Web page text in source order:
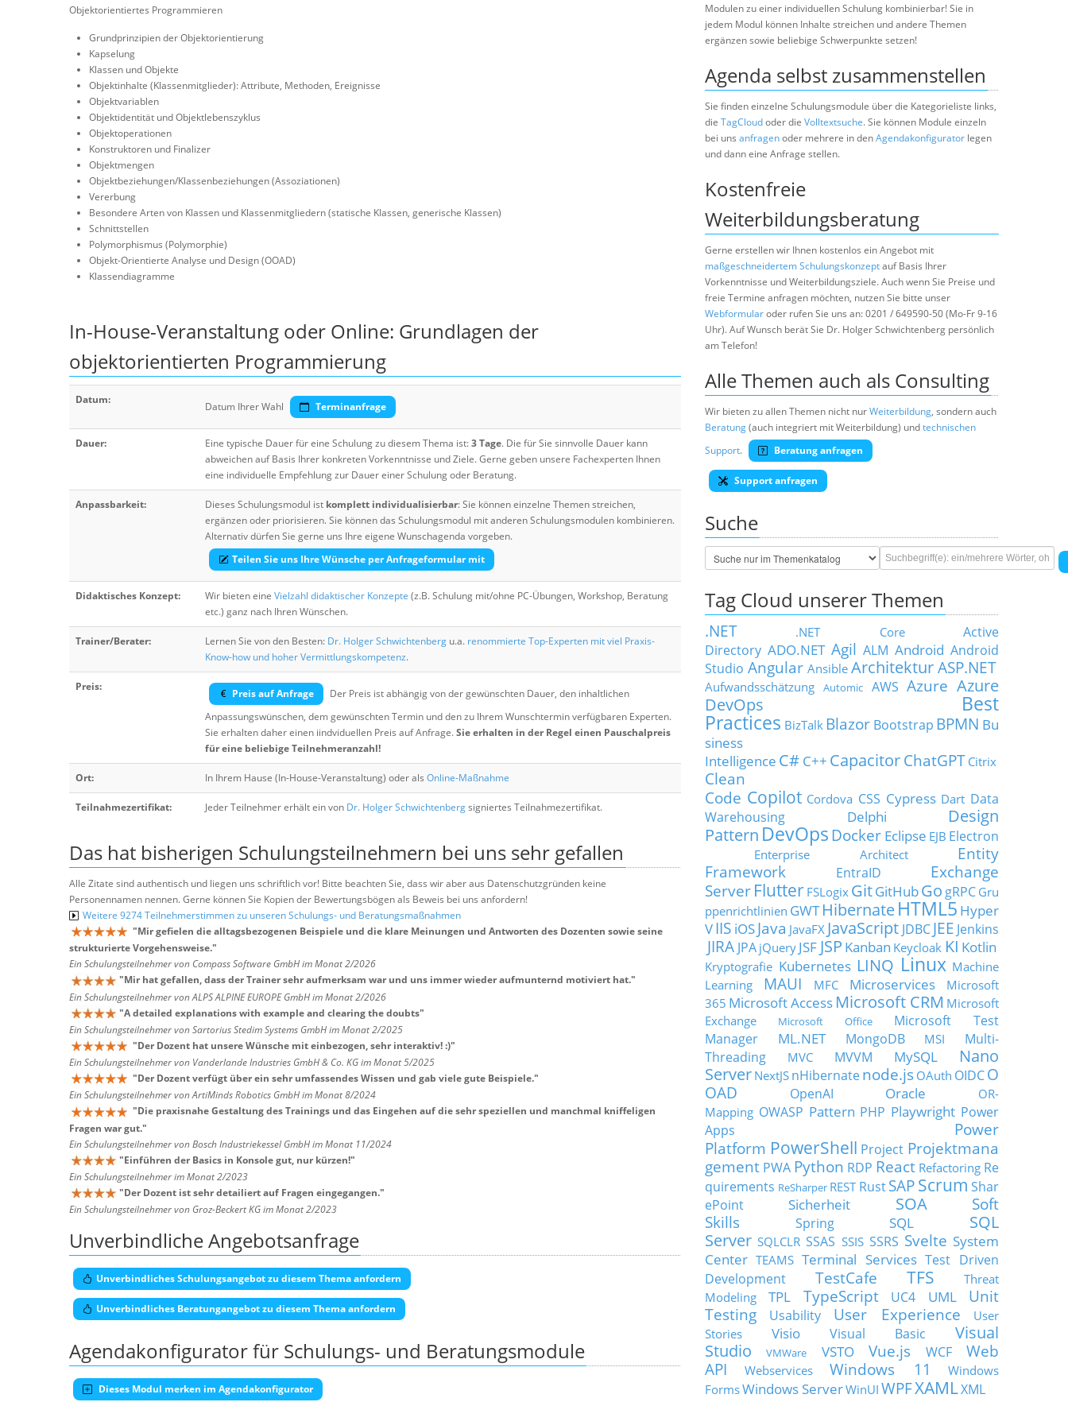
Objektorientiertes Programmieren
Grundprinzipien der Objektorientierung
Kapselung
Klassen und Objekte
Objektinhalte (Klassenmitglieder): Attribute, Methoden, Ereignisse
Objektvariablen
Objektidentität und Objektlebenszyklus
Objektoperationen
Konstruktoren und Finalizer
Objektmengen
Objektbeziehungen/Klassenbeziehungen (Assoziationen)
Vererbung
Besondere Arten von Klassen und Klassenmitgliedern (statische Klassen, generische Klassen)
Schnittstellen
Polymorphismus (Polymorphie)
Objekt-Orientierte Analyse und Design (OOAD)
Klassendiagramme
In-House-Veranstaltung oder Online: Grundlagen der
objektorientierten Programmierung
Datum:
Datum Ihrer Wahl Terminanfrage
Dauer: Eine typische Dauer für eine Schulung zu diesem Thema ist:3 Tage. Die für Sie sinnvolle Dauer kann
abweichen auf Basis Ihrer konkreten Vorkenntnisse und Ziele. Gerne geben unsere Fachexperten Ihnen
eine individuelle Empfehlung zur Dauer einer Schulung oder Beratung.
Anpassbarkeit: Dieses Schulungsmodul ist komplett individualisierbar: Sie können einzelne Themen streichen,
ergänzen oder priorisieren. Sie können das Schulungsmodul mit anderen Schulungsmodulen kombinieren.
Alternativ dürfen Sie gerne uns Ihre eigene Wunschagenda vorgeben.
Teilen Sie uns Ihre Wünsche per Anfrageformular mit
Didaktisches Konzept: Wir bieten eine Vielzahl didaktischer Konzepte (z.B. Schulung mit/ohne PC-Übungen, Workshop, Beratung
etc.) ganz nach Ihren Wünschen.
Trainer/Berater: Lernen Sie von den Besten: Dr. Holger Schwichtenberg u.a. renommierte Top-Experten mit viel Praxis-
Know-how und hoher Vermittlungskompetenz.
Preis:
Preis auf Anfrage
Der Preis ist abhängig von der gewünschten Dauer, den inhaltlichen
Anpassungswünschen, dem gewünschten Termin und den zu Ihrem Wunschtermin verfügbaren Experten.
Sie erhalten daher einen iindviduellen Preis auf Anfrage.Sie erhalten in der Regel einen Pauschalpreis
für eine beliebige Teilnehmeranzahl!
Ort: In Ihrem Hause (In-House-Veranstaltung) oder als Online-Maßnahme
Teilnahmezertifikat: Jeder Teilnehmer erhält ein von Dr. Holger Schwichtenbergsigniertes Teilnahmezertifikat.
Das hat bisherigen Schulungsteilnehmern bei uns sehr gefallen
Alle Zitate sind authentisch und liegen uns schriftlich vor! Bitte beachten Sie, dass wir aber aus Datenschutzgründen keine
Personennamen nennen. Gerne können Sie Kopien der Bewertungsbögen als Beweis bei uns anfordern!
Weitere 9274 Teilnehmerstimmen zu unseren Schulungs- und Beratungsmaßnahmen
"Mir gefielen die alltagsbezogenen Beispiele und die klare Meinungen und Antworten des Dozenten sowie seine
strukturierte Vorgehensweise."
Ein Schulungsteilnehmer von Compass Software GmbH im Monat 2/2026
"Mir hat gefallen, dass der Trainer sehr aufmerksam war und uns immer wieder aufmunternd motiviert hat."
Ein Schulungsteilnehmer von ALPS ALPINE EUROPE GmbH im Monat 2/2026
"A detailed explanations with example and clearing the doubts"
Ein Schulungsteilnehmer von Sartorius Stedim Systems GmbH im Monat 2/2025
"Der Dozent hat unsere Wünsche mit einbezogen, sehr interaktiv! :)"
Ein Schulungsteilnehmer von Vanderlande Industries GmbH & Co. KG im Monat 5/2025
"Der Dozent verfügt über ein sehr umfassendes Wissen und gab viele gute Beispiele."
Ein Schulungsteilnehmer von ArtiMinds Robotics GmbH im Monat 8/2024
"Die praxisnahe Gestaltung des Trainings und das Eingehen auf die sehr speziellen und manchmal kniffeligen
Fragen war gut."
Ein Schulungsteilnehmer von Bosch Industriekessel GmbH im Monat 11/2024
"Einführen der Basics in Konsole gut, nur kürzen!"
Ein Schulungsteilnehmer im Monat 2/2023
"Der Dozent ist sehr detailiert auf Fragen eingegangen."
Ein Schulungsteilnehmer von Groz-Beckert KG im Monat 2/2023
Unverbindliche Angebotsanfrage
Unverbindliches Schulungsangebot zu diesem Thema anfordern
Unverbindliches Beratungangebot zu diesem Thema anfordern
Agendakonfigurator für Schulungs- und Beratungsmodule
Dieses Modul merken im Agendakonfigurator
Modulen zu einer individuellen Schulung kombinierbar! Sie in
jedem Modul können Inhalte streichen und andere Themen
ergänzen sowie beliebige Schwerpunkte setzen!
Agenda selbst zusammenstellen
Sie finden einzelne Schulungsmodule über die Kategorieliste links,
die TagCloudoder die Volltextsuche. Sie können Module einzeln
bei uns anfragenoder mehrere in denAgendakonfigurator legen
und dann eine Anfrage stellen.
Kostenfreie
Weiterbildungsberatung
Gerne erstellen wir Ihnen kostenlos ein Angebot mit
maßgeschneidertem Schulungskonzeptauf Basis Ihrer
Vorkenntnisse und Weiterbildungsziele. Auch wenn Sie Preise und
freie Termine anfragen möchten, nutzen Sie bitte unser
Webformularoder rufen Sie uns an: 0201 / 649590-50 (Mo-Fr 9-16
Uhr). Auf Wunsch berät Sie Dr. Holger Schwichtenberg persönlich
am Telefon!
Alle Themen auch als Consulting
Wir bieten zu allen Themen nicht nurWeiterbildung, sondern auch
Beratung(auch integriert mit Weiterbildung) undtechnischen
Support. Beratung anfragen
Support anfragen
Suche
Tag Cloud unserer Themen
.NET .NET Core
Active
Directory ADO.NET Agil ALM Android Android
Studio Angular Ansible Architektur ASP.NET
Aufwandsschätzung Automic AWS Azure Azure
DevOps
Best
Practices BizTalk Blazor Bootstrap BPMN Bu
siness
Intelligence C# C++ Capacitor ChatGPT Citrix
Clean
Code Copilot Cordova CSS Cypress Dart Data
Warehousing
Delphi
Design
Pattern DevOps Docker Eclipse EJB Electron
Enterprise Architect
Entity
Framework
EntraID
Exchange
Server Flutter FSLogix GitGitHubGo gRPC Gru
ppenrichtlinien GWT HibernateHTML5 Hyper
VIIS iOSJava JavaFX JavaScript JDBC JEE Jenkins
JIRA JPA jQuery JSF JSP Kanban Keycloak KI Kotlin
Kryptografie Kubernetes LINQ Linux Machine
Learning
MAUI MFC Microservices
Microsoft
365 Microsoft Access Microsoft CRM Microsoft
Exchange
Microsoft Office
Microsoft Test
Manager
ML.NET MongoDB MSI
Multi-
Threading
MVC MVVM MySQL
Nano
Server NextJS nHibernatenode.js OAuth OIDCO
OAD
OpenAI Oracle
OR-
Mapping OWASP Pattern PHP Playwright Power
Apps
Power
Platform PowerShell Project Projektmana
gement PWA Python RDP React Refactoring Re
quirements ReSharper REST Rust SAP Scrum Shar
ePoint
Sicherheit SOA
Soft
Skills
Spring SQL
SQL
Server SQLCLR SSAS SSIS SSRS Svelte System
Center TEAMS Terminal Services Test Driven
Development
TestCafe TFS
Threat
Modeling
TPL TypeScript UC4 UML
Unit
Testing
Usability User Experience
User
Stories
Visio Visual Basic
Visual
Studio
VMWare VSTO Vue.js WCF
Web
API
Webservices Windows 11
Windows
FormsWindows ServerWinUI WPFXAMLXML